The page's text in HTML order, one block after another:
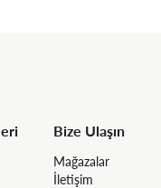
Bize Ulaşın
Mağazalar
İletişim